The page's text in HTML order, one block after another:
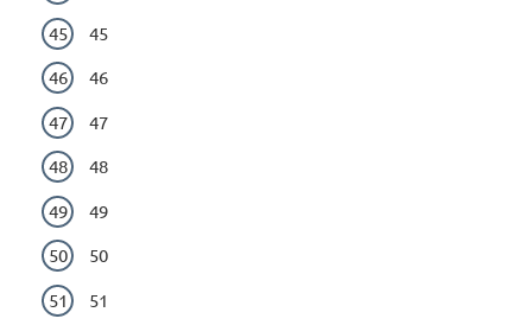
45
46
47
48
49
50
51